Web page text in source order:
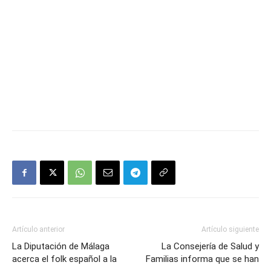
Artículo anterior
La Diputación de Málaga
acerca el folk español a la
Artículo siguiente
La Consejería de Salud y
Familias informa que se han